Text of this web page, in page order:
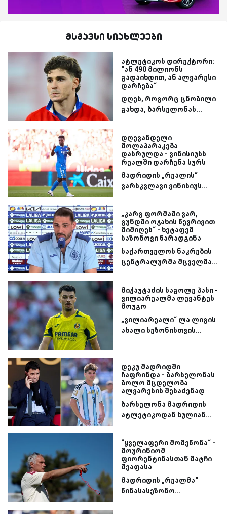
მსგავსი სიახლეები
ატლეტიკოს დირექტორი:
“ან 490 მილიონს
გადაიხდით, ან ალვარესი
დარჩება“
დღეს, როგორც ცნობილი
გახდა, ბარსელონას...
დღევანდელი
მოლაპარაკება
დასრულდა - ვინისიუსს
რეალში დარჩენა სურს
მადრიდის „რეალის“
ვარსკვლავი ვინისიუს...
„კარგ ფორმაში ვარ,
გუნდში ოჯახის წევრივით
მიმიღეს“ - ხეტაფემ
საზონოვი წარადგინა
საქართველოს ნაკრების
ცენტრალურმა მცველმა...
მიქაუტაძის საგოლე პასი -
ვილიარეალმა ლევანტეს
მოუგო
„ვილიარეალი“ ლა ლიგის
ახალი სეზონისთვის...
დეკუ მადრიდში
ჩაფრინდა - ბარსელონას
ბოლო მცდელობა
ალვარესის შესაძენად
ბარსელონა მადრიდის
ატლეტიკოდან ხულიან...
“ყველაფერი მომეწონა“ -
მოურინიომ
ფიორენტინასთან მატჩი
შეაფასა
მადრიდის „რეალმა“
წინასასეზონო...